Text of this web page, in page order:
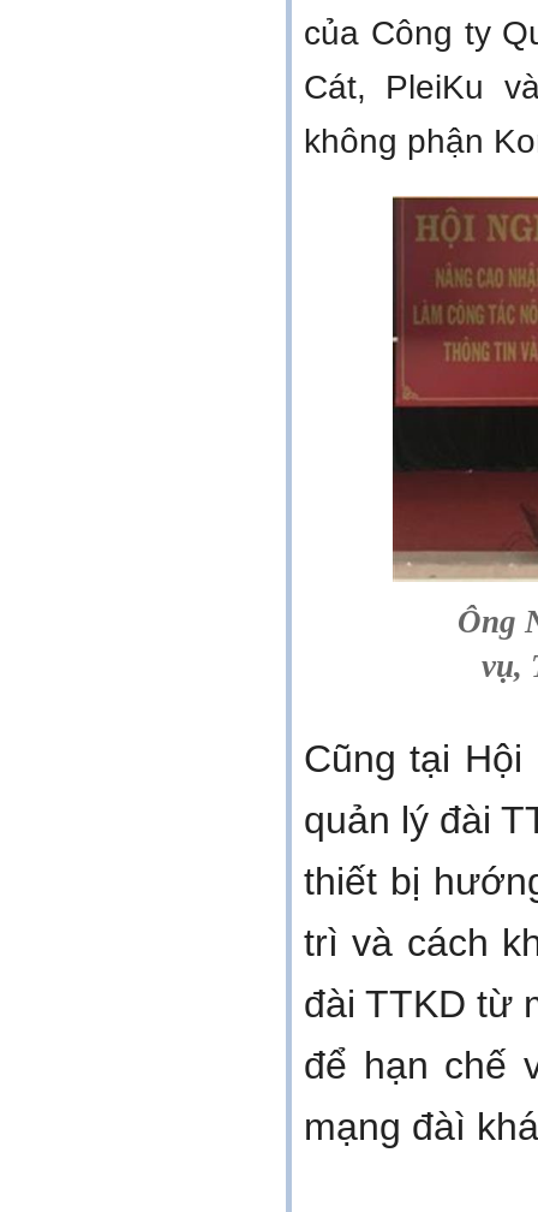
của Công ty
Cát, PleiKu
không phận
Ông
vụ,
Cũng tại
quản lý đài
thiết bị
trì và cách
đài TTKD từ
để hạn chế
mạng đàì